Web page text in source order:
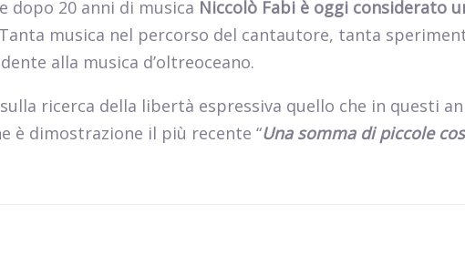
dopo 20 anni di musica Niccolò Fabi è oggi considerato
Tanta musica nel percorso del cantautore, tanta
alla musica d’oltreoceano.
ricerca della libertà espressiva quello che in questi
è dimostrazione il più recente “Una somma di piccole